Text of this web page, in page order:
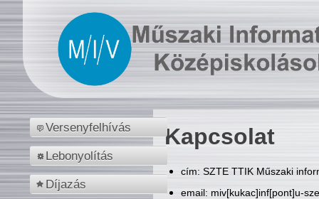
Versenyfelhívás
Lebonyolítás
Díjazás
Kapcsolat
cím: SZTE TTIK Műszaki
email: miv[kukac]inf[pont]u-